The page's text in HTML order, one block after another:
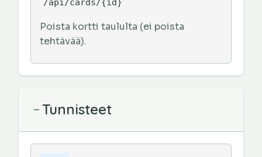
/api/cards/{id}
Poista kortti taululta (ei poista
tehtävää).
− Tunnisteet